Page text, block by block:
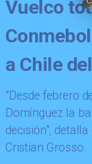
Vuelco
a Chile
"Desde febrero
Domínguez la
decisión",
Cristian Grosso.